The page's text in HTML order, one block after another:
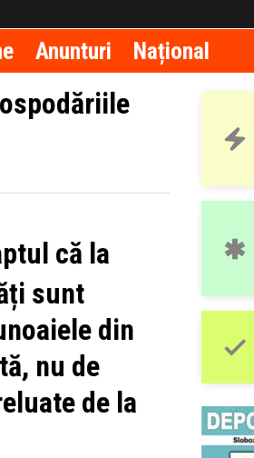
Anunturi Național
că la
sunt
din
nu de
de la